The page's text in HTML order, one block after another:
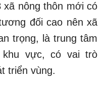
nông thôn mới có
đối cao nên xã
trọng, là trung tâm
vực, có vai trò
triển vùng.